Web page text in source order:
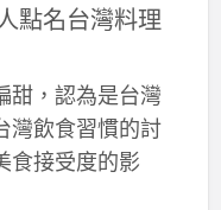
點名台灣料理
甜，認為是台灣
灣飲食習慣的討
食接受度的影